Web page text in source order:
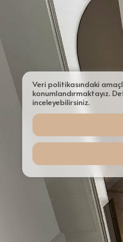
Veri politikasındaki
konumlandırmaktayız.
inceleyebilirsiniz.